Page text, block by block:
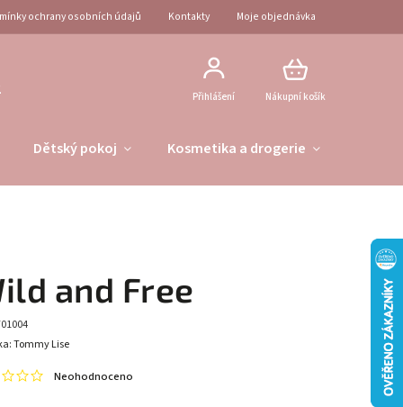
ochrany osobních údajů Kontakty Moje objednávka
Nákupní košík
Přihlášení
Dětský pokoj Kosmetika a drogerie
and Free
Neohodnoceno
Tommy Lise